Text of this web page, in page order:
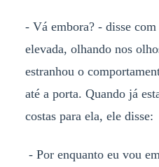
- Vá embora? - disse
elevada, olhando nos
estranhou o
até a porta. Quando já
costas para ela, ele disse:
- Por enquanto eu vou